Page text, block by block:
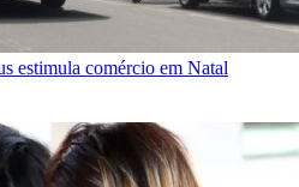
estimula comércio em Natal